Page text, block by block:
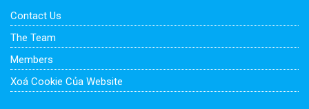
Contact Us
The Team
Members
Xoá Cookie Của Website